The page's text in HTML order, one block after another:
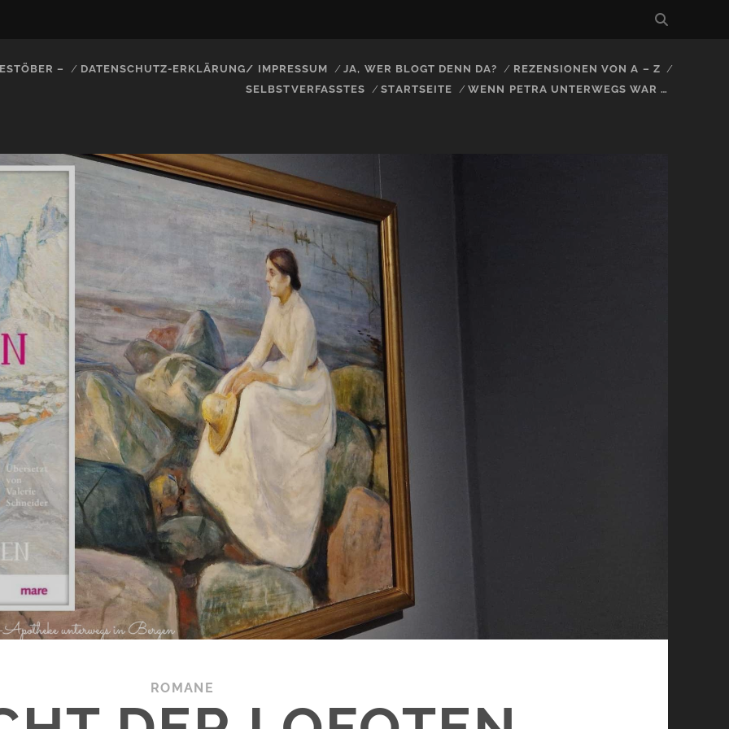
– DATENSCHUTZ-ERKLÄRUNG/ IMPRESSUM JA, WER BLOGT DENN DA?
REZENSIONEN VON A – Z
SELBSTVERFASSTES
STARTSEITE WENN PETRA UNTERWEGS WAR …
ROMANE